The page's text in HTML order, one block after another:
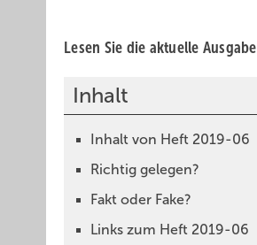
Lesen Sie die aktuelle Ausgabe
Inhalt
Inhalt von Heft 2019-06
Richtig gelegen?
Fakt oder Fake?
Links zum Heft 2019-06